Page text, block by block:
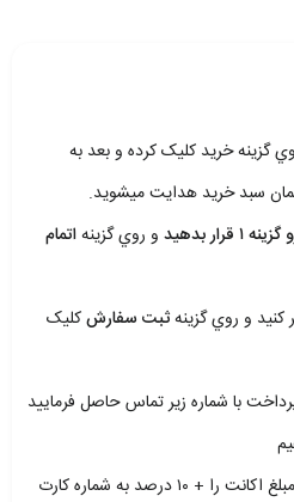
گزينه خريد کليک کرده و بعد به
سبد خريد هدايت ميشويد.
قرار بدهيد و روي گزينهاتمام
و روي گزينهثبت سفارشکليک
با شماره زير تماس حاصل فرماييد
براي خريد کارت به کارت و تلفني مبلغ اکانت را + ۱۰ درصد به شماره کارت